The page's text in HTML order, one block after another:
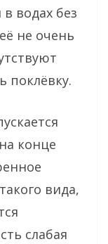
водах без
не очень
поклёвку.
конце
вида,
слабая